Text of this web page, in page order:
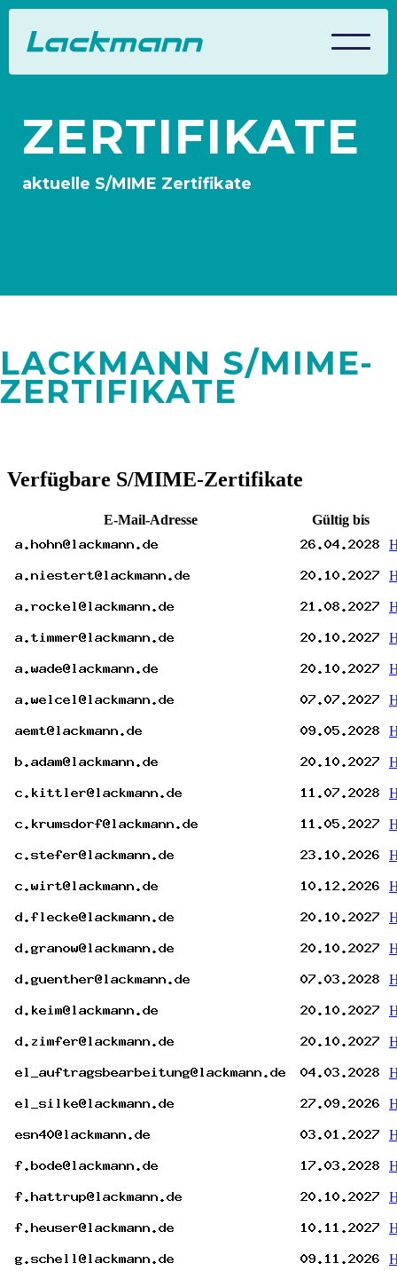
ZERTIFIKATE
aktuelle S/MIME Zertifikate
LACKMANN S/MIME-
ZERTIFIKATE